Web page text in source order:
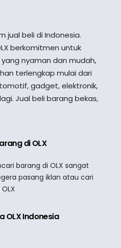
jual beli di Indonesia.
berkomitmen untuk
nyaman dan mudah,
terlengkap mulai dari
gadget, elektronik,
Jual beli barang bekas,
di OLX
barang di OLX sangat
pasang iklan atau cari
OLX Indonesia